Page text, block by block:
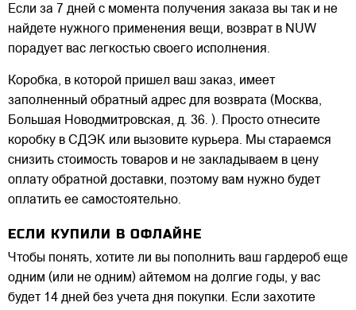
Если за 7 дней с момента получения заказа вы так и не
найдете нужного применения вещи, возврат в NUW
порадует вас легкостью своего исполнения.
Коробка, в которой пришел ваш заказ, имеет
заполненный обратный адрес для возврата (Москва,
Большая Новодмитровская, д. 36. ). Просто отнесите
коробку в СДЭК или вызовите курьера. Мы стараемся
снизить стоимость товаров и не закладываем в цену
оплату обратной доставки, поэтому вам нужно будет
оплатить ее самостоятельно.
ЕСЛИ КУПИЛИ В ОФЛАЙНЕ
Чтобы понять, хотите ли вы пополнить ваш гардероб еще
одним (или не одним) айтемом на долгие годы, у вас
будет 14 дней без учета дня покупки. Если захотите